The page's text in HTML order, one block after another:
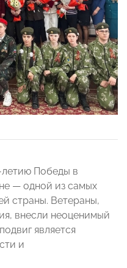
Победы в
— одной из самых
страны. Ветераны,
внесли неоценимый
является
и